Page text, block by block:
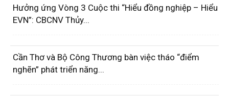
Hưởng ứng Vòng 3 Cuộc thi “Hiểu đồng nghiệp – Hiểu
EVN”: CBCNV Thủy...
Cần Thơ và Bộ Công Thương bàn việc tháo “điểm
nghẽn” phát triển năng...